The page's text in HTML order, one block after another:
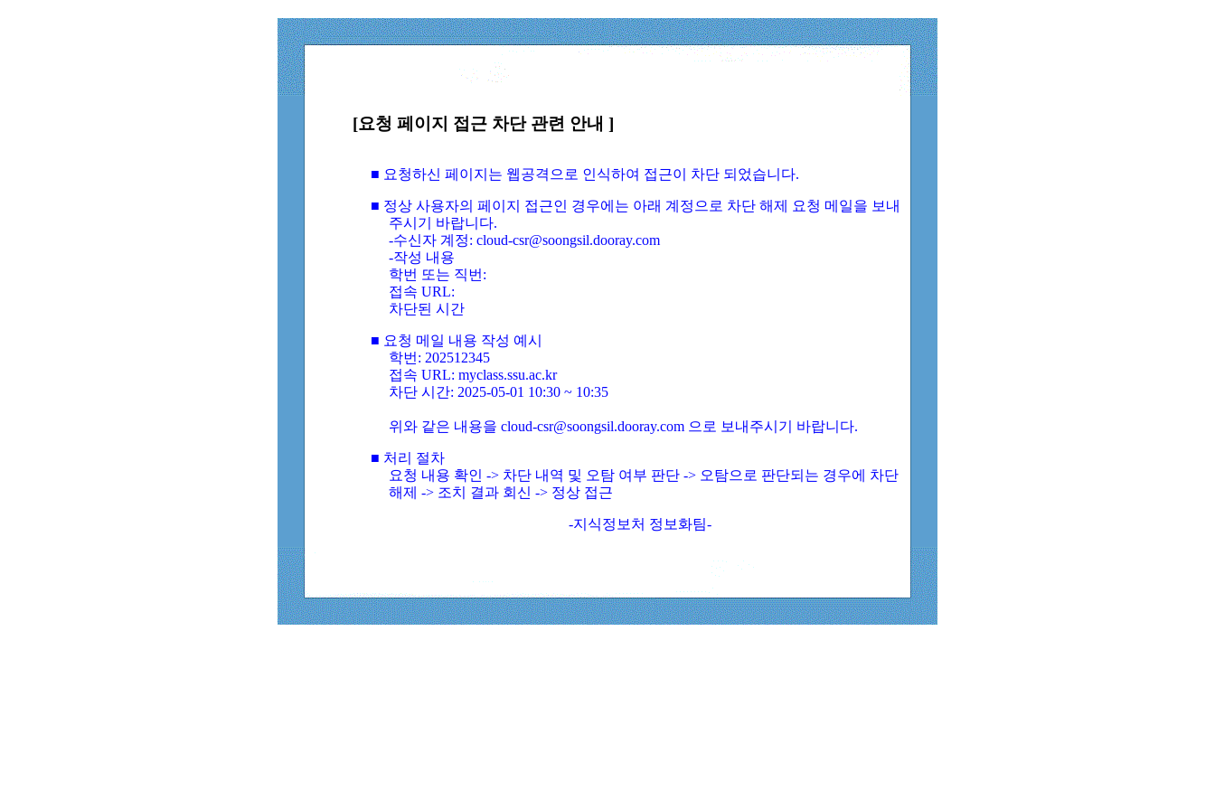
[요청 페이지 접근 차단 관련 안내 ]
■ 요청하신 페이지는 웹공격으로 인식하여 접근이 차단 되었습니다.
■ 정상 사용자의 페이지 접근인 경우에는 아래 계정으로 차단 해제 요청 메일을 보내
주시기 바랍니다.
-수신자 계정: cloud-csr@soongsil.dooray.com
-작성 내용
학번 또는 직번:
접속 URL:
차단된 시간
■ 요청 메일 내용 작성 예시
학번: 202512345
접속 URL: myclass.ssu.ac.kr
차단 시간: 2025-05-01 10:30 ~ 10:35
위와 같은 내용을 cloud-csr@soongsil.dooray.com 으로 보내주시기 바랍니다.
■ 처리 절차
요청 내용 확인 -> 차단 내역 및 오탐 여부 판단 -> 오탐으로 판단되는 경우에 차단
해제 -> 조치 결과 회신 -> 정상 접근
-지식정보처 정보화팀-